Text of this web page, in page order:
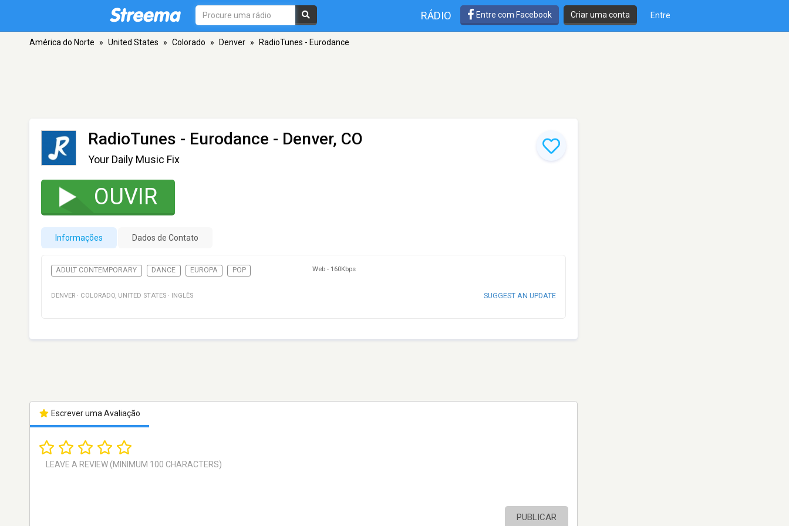
RÁDIO Entre com Facebook Criar uma conta Entre
América do Norte » United States » Colorado » Denver » RadioTunes - Eurodance
RadioTunes - Eurodance - Denver, CO
Your Daily Music Fix
OUVIR
Informações Dados de Contato
ADULT CONTEMPORARY DANCE EUROPA POP Web - 160Kbps
DENVER · COLORADO, UNITED STATES · INGLÊS SUGGEST AN UPDATE
Escrever uma Avaliação
PUBLICAR